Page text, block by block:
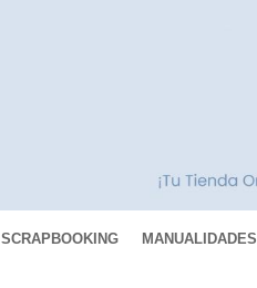
SCRAPBOOKING MANUALIDADES